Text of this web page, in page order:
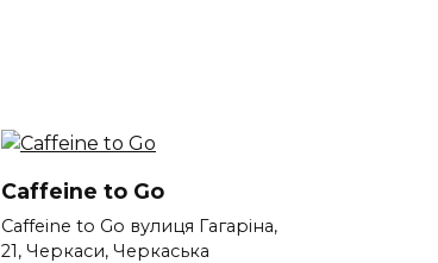
Caffeine to Go
Caffeine to Go вулиця Гагаріна,
21, Черкаси, Черкаська